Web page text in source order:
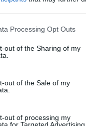
Processing Opt Outs
out of the Sharing of my
out of the Sale of my
out of processing my
for Targeted Advertising.
Esim for Italy| Esim